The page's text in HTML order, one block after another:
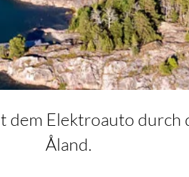
dem Elektroauto durch
Åland.